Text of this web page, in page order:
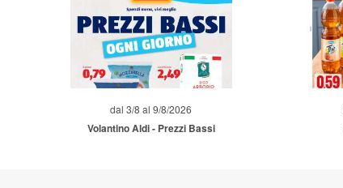
dal 3/8 al 9/8/2026
Volantino Aldi - Prezzi Bassi